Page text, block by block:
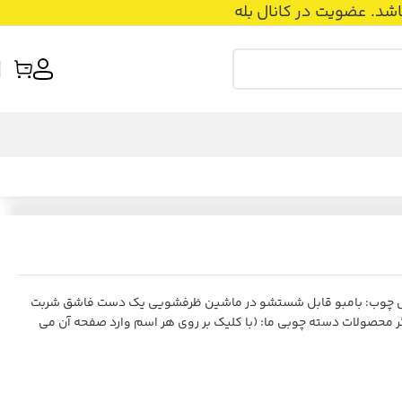
عضویت در کانال بله
چوب: بامبو قابل شستشو در ماشین ظرفشویی یک دست فاشق شربت
دیگر محصولات دسته چوبی ما: (با کلیک بر روی هر اسم وارد صفحه آن می